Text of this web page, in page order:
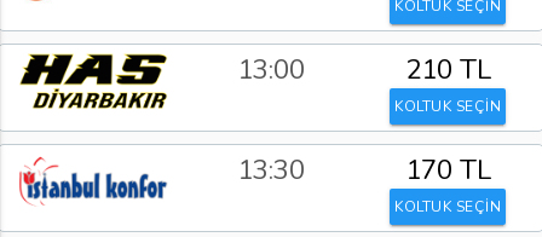
KOLTUK SEÇİN
13:00 210 TL
KOLTUK SEÇİN
13:30 170 TL
KOLTUK SEÇİN